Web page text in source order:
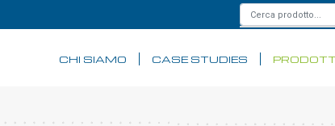
CHI SIAMO CASE STUDIES